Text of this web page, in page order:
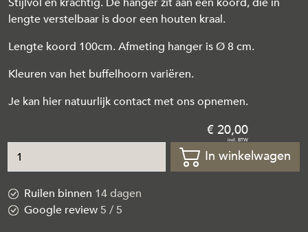
lengte verstelbaar is door een houten kraal.
Lengte koord 100cm. Afmeting hanger is Ø 8 cm.
Kleuren van het buffelhoorn variëren.
Je kan hier natuurlijk contact met ons opnemen.
20,00
In winkelwagen
Ruilen binnen 14 dagen
Google review5 / 5